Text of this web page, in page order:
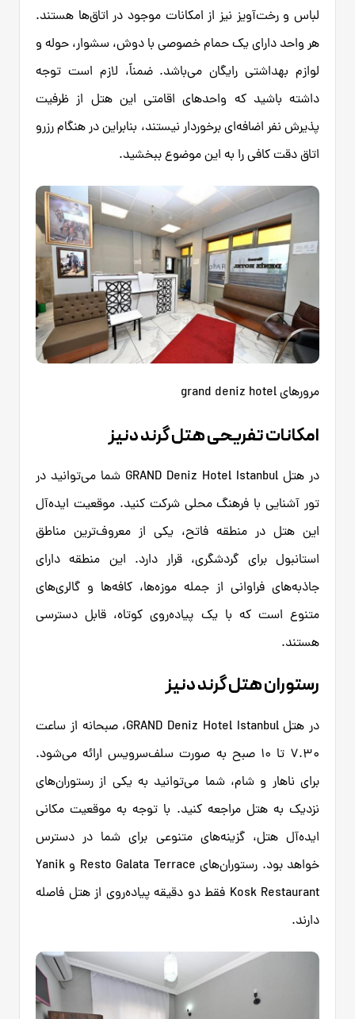
لباس و رخت‌آویز نیز از امکانات موجود در اتاق‌ها هستند.
هر واحد دارای یک حمام خصوصی با دوش، سشوار، حوله و
لوازم بهداشتی رایگان می‌باشد. ضمناً، لازم است توجه
داشته باشید که واحدهای اقامتی این هتل از ظرفیت
پذیرش نفر اضافه‌ای برخوردار نیستند، بنابراین در هنگام رزرو
اتاق دقت کافی را به این موضوع ببخشید.
مرورهای grand deniz hotel
امکانات تفریحی هتل گرند دنیز
در هتل GRAND Deniz Hotel Istanbul شما می‌توانید در
تور آشنایی با فرهنگ محلی شرکت کنید. موقعیت ایده‌آل
این هتل در منطقه فاتح، یکی از معروف‌ترین مناطق
استانبول برای گردشگری، قرار دارد. این منطقه دارای
جاذبه‌های فراوانی از جمله موزه‌ها، کافه‌ها و گالری‌های
متنوع است که با یک پیاده‌روی کوتاه، قابل دسترسی
هستند.
رستوران هتل گرند دنیز
در هتل GRAND Deniz Hotel Istanbul، صبحانه از ساعت
۷.۳۰ تا ۱۰ صبح به صورت سلف‌سرویس ارائه می‌شود.
برای ناهار و شام، شما می‌توانید به یکی از رستوران‌های
نزدیک به هتل مراجعه کنید. با توجه به موقعیت مکانی
ایده‌آل هتل، گزینه‌های متنوعی برای شما در دسترس
خواهد بود. رستوران‌های Resto Galata Terrace و Yanik
Kosk Restaurant فقط دو دقیقه پیاده‌روی از هتل فاصله
دارند.